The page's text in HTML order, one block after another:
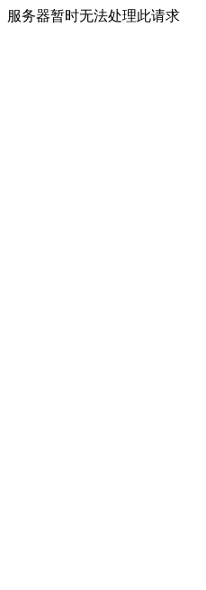
服务器暂时无法处理此请求